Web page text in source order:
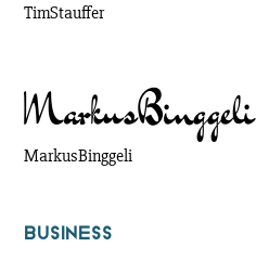
TimStauffer
MarkusBinggeli
MarkusBinggeli
BUSINESS